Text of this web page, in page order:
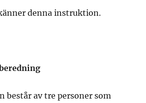
denna instruktion.
består av tre personer som